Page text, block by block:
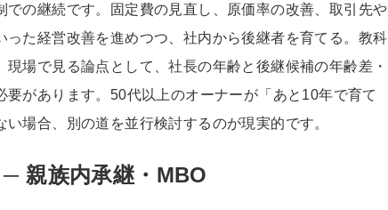
での継続です。固定費の見直し、原価率の改善、取引先や
った経営改善を進めつつ、社内から後継者を育てる。教科
場で見る論点として、社長の年齢と後継候補の年齢差・
要があります。50代以上のオーナーが「あと10年で育て
場合、別の道を並行検討するのが現実的です。
親族内承継・MBO